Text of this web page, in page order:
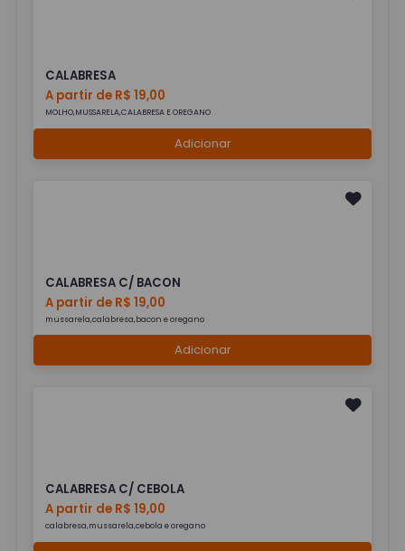
CALABRESA
A partir de R$ 19,00
MOLHO,MUSSARELA,CALABRESA E OREGANO
Adicionar
CALABRESA C/ BACON
A partir de R$ 19,00
mussarela,calabresa,bacon e oregano
Adicionar
CALABRESA C/ CEBOLA
A partir de R$ 19,00
calabresa,mussarela,cebola e oregano